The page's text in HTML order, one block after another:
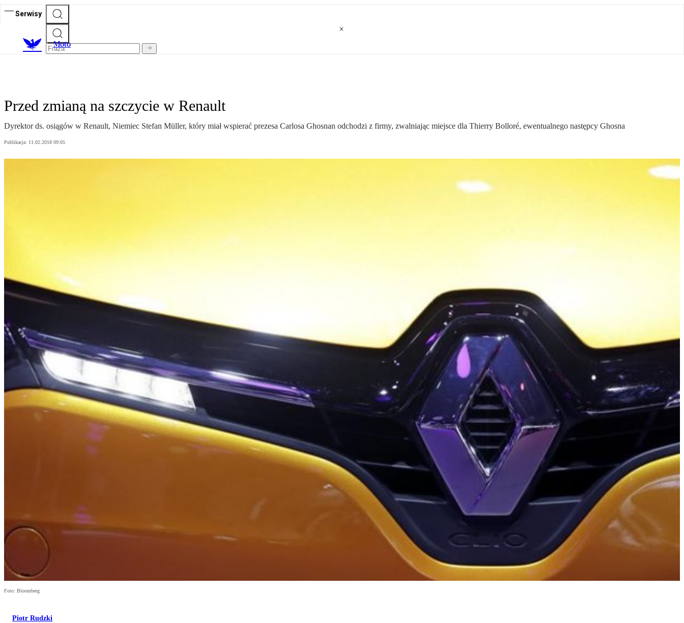
Serwisy
Moto
Przed zmianą na szczycie w Renault
Dyrektor ds. osiągów w Renault, Niemiec Stefan Müller, który miał wspierać prezesa Carlosa Ghosnan odchodzi z firmy, zwalniając miejsce dla Thierry Bolloré, ewentualnego następcy Ghosna
Publikacja: 11.02.2018 09:05
Foto: Bloomberg
Piotr Rudzki